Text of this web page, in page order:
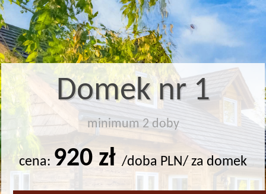
Domek nr 1
minimum 2 doby
cena: 920 zł /doba PLN/ za domek